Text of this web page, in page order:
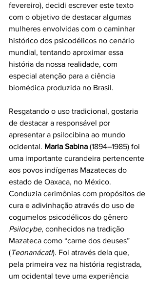
fevereiro), decidi escrever este texto
com o objetivo de destacar algumas
mulheres envolvidas com o caminhar
histórico dos psicodélicos no cenário
mundial, tentando aproximar essa
história da nossa realidade, com
especial atenção para a ciência
biomédica produzida no Brasil.
Resgatando o uso tradicional, gostaria
de destacar a responsável por
apresentar a psilocibina ao mundo
ocidental. Maria Sabina (1894–1985) foi
uma importante curandeira pertencente
aos povos indígenas Mazatecas do
estado de Oaxaca, no México.
Conduzia cerimônias com propósitos de
cura e adivinhação através do uso de
cogumelos psicodélicos do gênero
Psilocybe, conhecidos na tradição
Mazateca como “carne dos deuses”
(Teonanácatl). Foi através dela que,
pela primeira vez na história registrada,
um ocidental teve uma experiência